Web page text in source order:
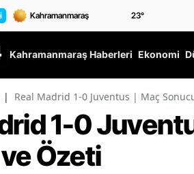
23°
Kahramanmaraş Haberleri Ekonomi
| Real Madrid 1-0 Juventus | Maç
1-0
Özeti